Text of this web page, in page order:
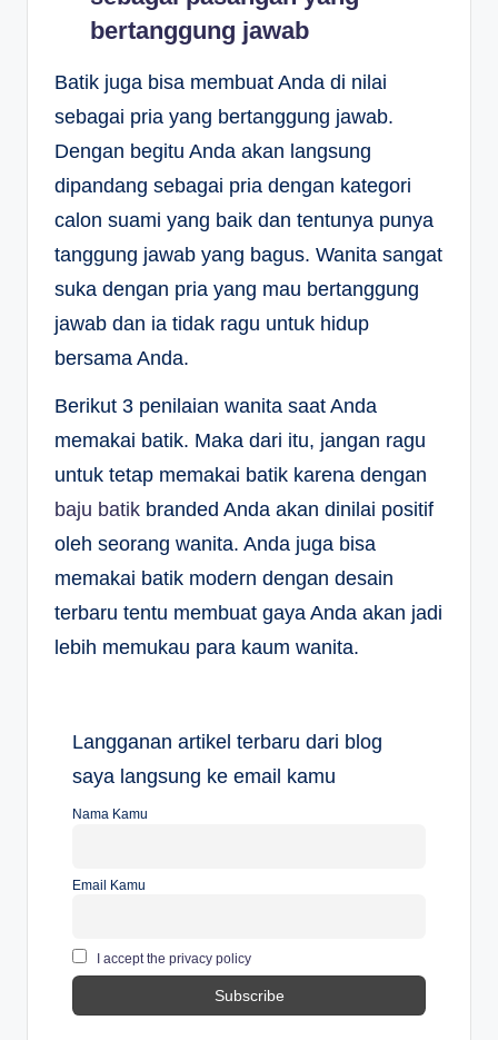
bertanggung jawab
Batik juga bisa membuat Anda di nilai
sebagai pria yang bertanggung jawab.
Dengan begitu Anda akan langsung
dipandang sebagai pria dengan kategori
calon suami yang baik dan tentunya punya
tanggung jawab yang bagus. Wanita sangat
suka dengan pria yang mau bertanggung
jawab dan ia tidak ragu untuk hidup
bersama Anda.
Berikut 3 penilaian wanita saat Anda
memakai batik. Maka dari itu, jangan ragu
untuk tetap memakai batik karena dengan
baju batik branded Anda akan dinilai positif
oleh seorang wanita. Anda juga bisa
memakai batik modern dengan desain
terbaru tentu membuat gaya Anda akan jadi
lebih memukau para kaum wanita.
Langganan artikel terbaru dari blog
saya langsung ke email kamu
Nama Kamu
Email Kamu
I accept the privacy policy